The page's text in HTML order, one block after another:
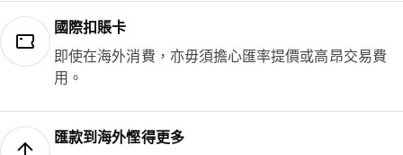
國際扣賬卡
即使在海外消費，亦毋須擔心匯率提價或高昂交易費
用。
匯款到海外慳得更多